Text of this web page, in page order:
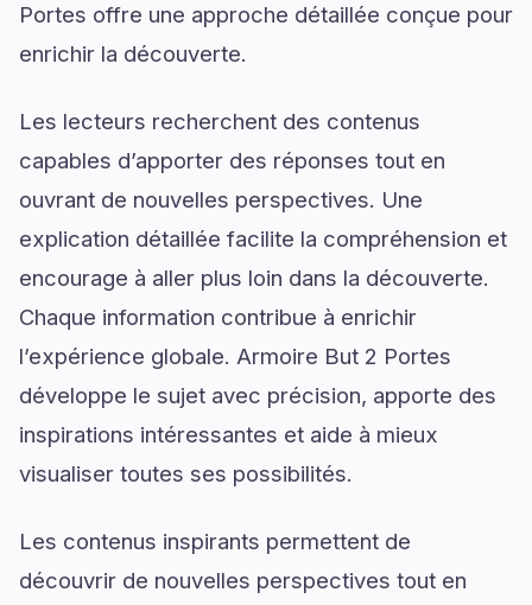
Portes offre une approche détaillée conçue pour
enrichir la découverte.
Les lecteurs recherchent des contenus
capables d’apporter des réponses tout en
ouvrant de nouvelles perspectives. Une
explication détaillée facilite la compréhension et
encourage à aller plus loin dans la découverte.
Chaque information contribue à enrichir
l’expérience globale. Armoire But 2 Portes
développe le sujet avec précision, apporte des
inspirations intéressantes et aide à mieux
visualiser toutes ses possibilités.
Les contenus inspirants permettent de
découvrir de nouvelles perspectives tout en